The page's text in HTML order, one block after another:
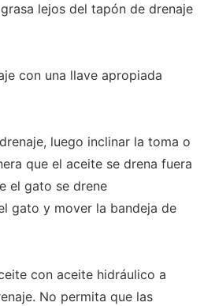
lejos del tapón de drenaje
con una llave apropiada
luego inclinar la toma o
que el aceite se drena fuera
el gato se drene
gato y mover la bandeja de
con aceite hidráulico a
No permita que las